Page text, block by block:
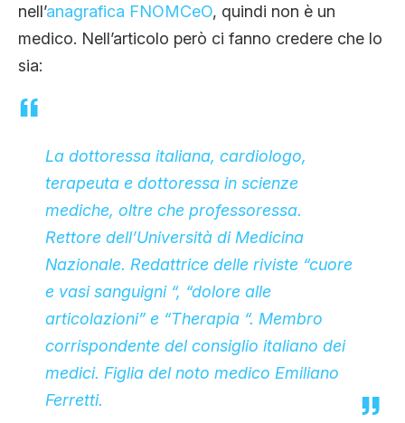
nell’anagrafica FNOMCeO, quindi non è un
medico. Nell’articolo però ci fanno credere che lo
sia:
La dottoressa italiana, cardiologo,
terapeuta e dottoressa in scienze
mediche, oltre che professoressa.
Rettore dell’Università di Medicina
Nazionale. Redattrice delle riviste “cuore
e vasi sanguigni “, “dolore alle
articolazioni” e “Therapia “. Membro
corrispondente del consiglio italiano dei
medici. Figlia del noto medico Emiliano
Ferretti.